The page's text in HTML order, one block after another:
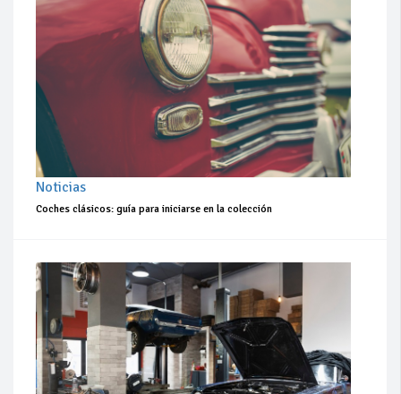
Noticias
Coches clásicos: guía para iniciarse en la colección